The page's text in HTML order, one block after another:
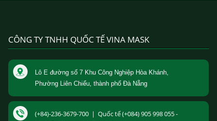
CÔNG TY TNHH QUỐC TẾ VINA MASK
Lô E đường số 7 Khu Công Nghiệp Hòa Khánh,
Phường Liên Chiểu, thành phố Đà Nẵng
(+84)-236-3679-700 | Quốc tế (+084) 905 998 055 -